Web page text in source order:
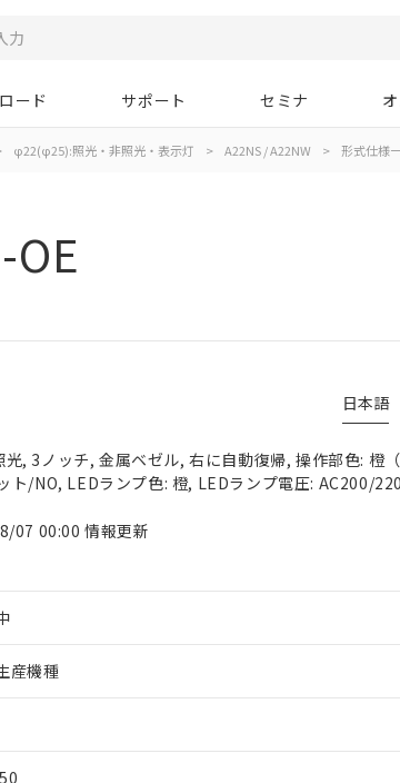
ード サポート セミナ
φ22(φ25):照光・非照光・表示灯 > A22NS / A22NW > 形式仕様
OE
日本語
, 3ノッチ, 金属ベゼル, 右に自動復帰, 操作部色: 橙
ト/NO, LEDランプ色: 橙, LEDランプ電圧: AC200/
07 00:00 情報更新
産機種